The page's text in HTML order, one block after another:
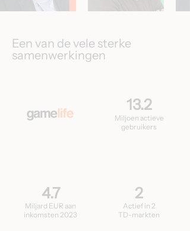
Een van de vele sterke
samenwerkingen
13.2
Miljoen actieve
gebruikers
4.7
Miljard EUR aan
inkomsten 2023
2
Actief in 2
TD-markten